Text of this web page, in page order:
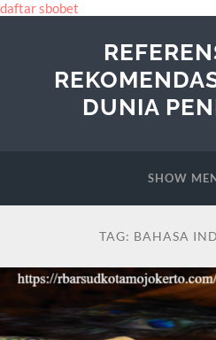
daftar sbobet
DUNIA
SHOW
TAG: BAHASA